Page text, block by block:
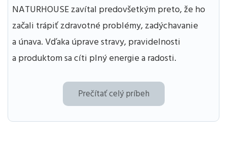
NATURHOUSE zavítal predovšetkým preto, že ho
začali trápiť zdravotné problémy, zadýchavanie
a únava. Vďaka úprave stravy, pravidelnosti
a produktom sa cíti plný energie a radosti.
Prečítať celý príbeh